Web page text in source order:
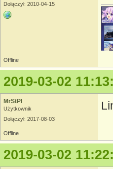
Dołączył: 2010-04-15
Offline
2019-03-02
MrStPl
Użytkownik
Dołączył: 2017-08-03
Offline
2019-03-02